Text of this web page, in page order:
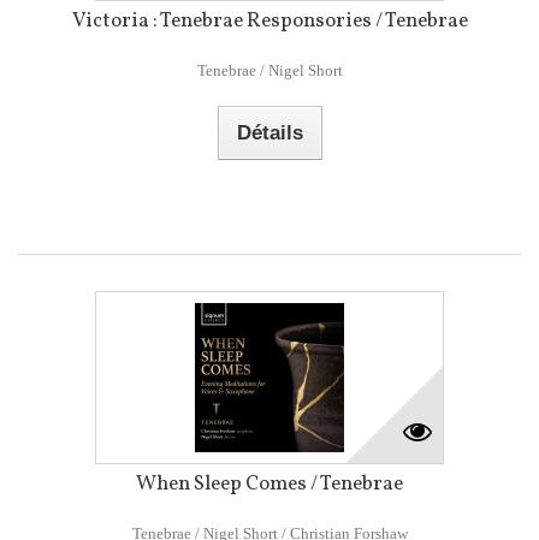
Victoria : Tenebrae Responsories / Tenebrae
Tenebrae / Nigel Short
Détails
When Sleep Comes / Tenebrae
Tenebrae / Nigel Short / Christian Forshaw